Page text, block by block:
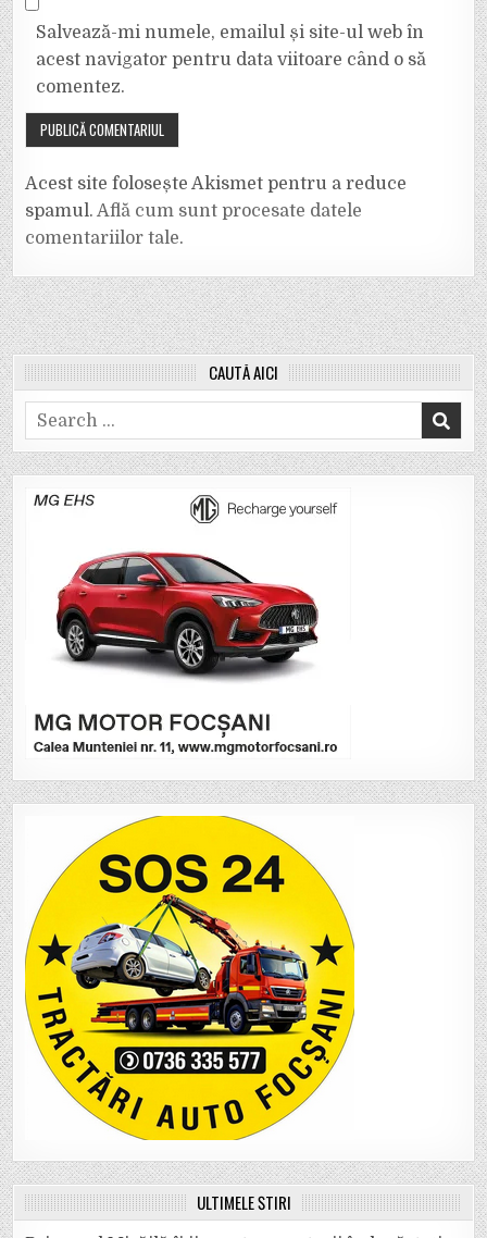
Salvează-mi numele, emailul și site-ul web în
acest navigator pentru data viitoare când o să
comentez.
Acest site folosește Akismet pentru a reduce
spamul.Află cum sunt procesate datele
comentariilor tale.
CAUTĂ AICI
Search
for:
ULTIMELE ȘTIRI